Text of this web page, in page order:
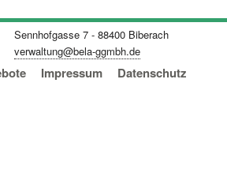
Sennhofgasse 7 - 88400 Biberach
verwaltung@bela-ggmbh.de
Impressum Datenschutz